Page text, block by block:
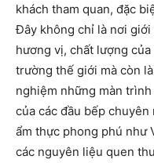
khách tham quan, đặc
Đây không chỉ là nơi
hương vị, chất lượng
trường thế giới mà còn
nghiệm những màn
của các đầu bếp
ẩm thực phong phú như
các nguyên liệu quen